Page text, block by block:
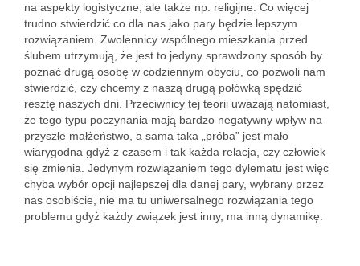
na aspekty logistyczne, ale także np. religijne. Co więcej
trudno stwierdzić co dla nas jako pary będzie lepszym
rozwiązaniem. Zwolennicy wspólnego mieszkania przed
ślubem utrzymują, że jest to jedyny sprawdzony sposób by
poznać drugą osobę w codziennym obyciu, co pozwoli nam
stwierdzić, czy chcemy z naszą drugą połówką spędzić
resztę naszych dni. Przeciwnicy tej teorii uważają natomiast,
że tego typu poczynania mają bardzo negatywny wpływ na
przyszłe małżeństwo, a sama taka „próba” jest mało
wiarygodna gdyż z czasem i tak każda relacja, czy człowiek
się zmienia. Jedynym rozwiązaniem tego dylematu jest więc
chyba wybór opcji najlepszej dla danej pary, wybrany przez
nas osobiście, nie ma tu uniwersalnego rozwiązania tego
problemu gdyż każdy związek jest inny, ma inną dynamikę.